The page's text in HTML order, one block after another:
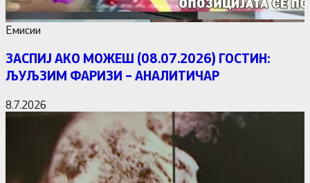
Емисии
ЗАСПИЈ АКО МОЖЕШ (08.07.2026) ГОСТИН:
ЉУЉЗИМ ФАРИЗИ – АНАЛИТИЧАР
8.7.2026